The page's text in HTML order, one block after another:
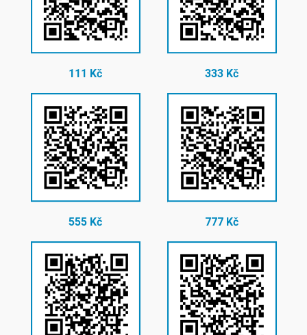
111 Kč 333 Kč
555 Kč 777 Kč